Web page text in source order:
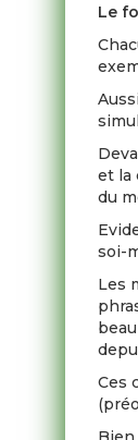
Le
et la
du
soi-
Les
Ces